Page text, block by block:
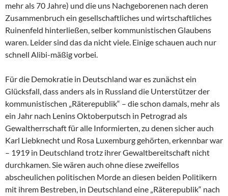
mehr als 70 Jahre) und die uns Nachgeborenen nach deren
Zusammenbruch ein gesellschaftliches und wirtschaftliches
Ruinenfeld hinterließen, selber kommunistischen Glaubens
waren. Leider sind das da nicht viele. Einige schauen auch nur
schnell Alibi-mäßig vorbei.
Für die Demokratie in Deutschland war es zunächst ein
Glücksfall, dass anders als in Russland die Unterstützer der
kommunistischen „Räterepublik“ – die schon damals, mehr als
ein Jahr nach Lenins Oktoberputsch in Petrograd als
Gewaltherrschaft für alle Informierten, zu denen sicher auch
Karl Liebknecht und Rosa Luxemburg gehörten, erkennbar war
– 1919 in Deutschland trotz ihrer Gewaltbereitschaft nicht
durchkamen. Sie wären auch ohne diese zweifellos
abscheulichen politischen Morde an diesen beiden Politikern
mit ihrem Bestreben, in Deutschland eine „Räterepublik“ nach